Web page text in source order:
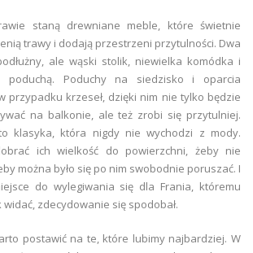
staną drewniane meble, które świetnie
trawy i dodają przestrzeni przytulności. Dwa
ale wąski stolik, niewielka komódka i
poduchą. Poduchy na siedzisko i oparcia
przypadku krzeseł, dzięki nim nie tylko będzie
na balkonie, ale też zrobi się przytulniej.
klasyka, która nigdy nie wychodzi z mody.
ich wielkość do powierzchni, żeby nie
można było się po nim swobodnie poruszać. I
do wylegiwania się dla Frania, któremu
zdecydowanie się spodobał.
postawić na te, które lubimy najbardziej. W